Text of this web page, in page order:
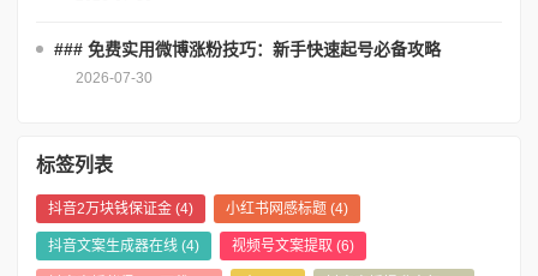
### 免费实用微博涨粉技巧：新手快速起号必备攻略
2026-07-30
标签列表
抖音2万块钱保证金 (4) 小红书网感标题 (4)
抖音文案生成器在线 (4) 视频号文案提取 (6)